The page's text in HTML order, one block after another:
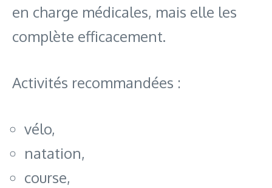
en charge médicales, mais elle les
complète efficacement.
Activités recommandées :
vélo,
natation,
course,